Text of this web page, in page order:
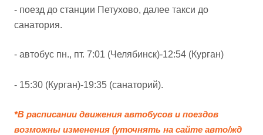
- поезд до станции Петухово, далее такси до
санатория.
- автобус пн., пт. 7:01 (Челябинск)-12:54 (Курган)
- 15:30 (Курган)-19:35 (санаторий).
*В расписании движения автобусов и поездов
возможны изменения (уточнять на сайте авто/жд